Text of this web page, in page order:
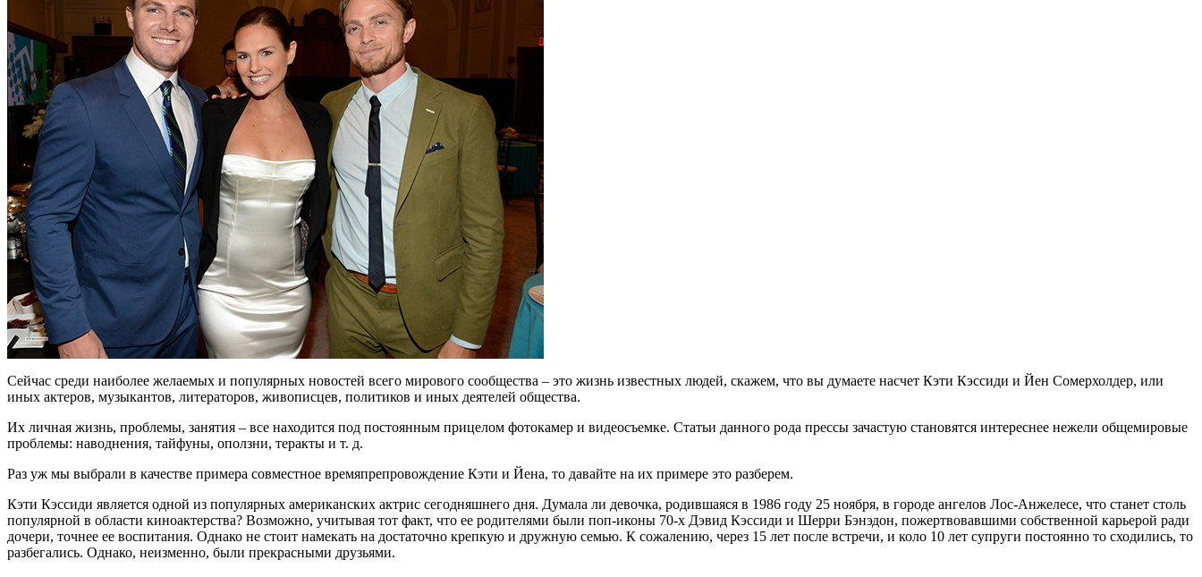
Сейчас среди наиболее желаемых и популярных новостей всего мирового сообщества – это жизнь известных людей, скажем, что вы думаете насчет Кэти Кэссиди и Йен Сомерхолдер, или
иных актеров, музыкантов, литераторов, живописцев, политиков и иных деятелей общества.
Их личная жизнь, проблемы, занятия – все находится под постоянным прицелом фотокамер и видеосъемке. Статьи данного рода прессы зачастую становятся интереснее нежели общемировые
проблемы: наводнения, тайфуны, оползни, теракты и т. д.
Раз уж мы выбрали в качестве примера совместное времяпрепровождение Кэти и Йена, то давайте на их примере это разберем.
Кэти Кэссиди является одной из популярных американских актрис сегодняшнего дня. Думала ли девочка, родившаяся в 1986 году 25 ноября, в городе ангелов Лос-Анжелесе, что станет столь
популярной в области киноактерства? Возможно, учитывая тот факт, что ее родителями были поп-иконы 70-х Дэвид Кэссиди и Шерри Бэнэдон, пожертвовавшими собственной карьерой ради
дочери, точнее ее воспитания. Однако не стоит намекать на достаточно крепкую и дружную семью. К сожалению, через 15 лет после встречи, и коло 10 лет супруги постоянно то сходились, то
разбегались. Однако, неизменно, были прекрасными друзьями.